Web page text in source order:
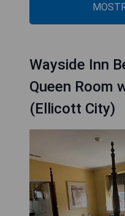
Wayside Inn
Queen Room
(Ellicott City)